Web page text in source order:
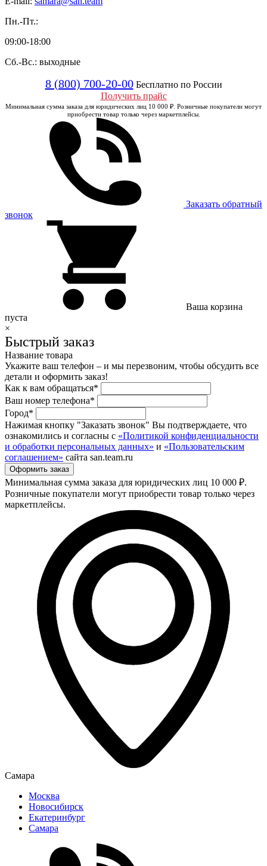
Пн.-Пт.:
09:00-18:00
Сб.-Вс.: выходные
8 (800) 700-20-00 Бесплатно по России
Получить прайс
Минимальная сумма заказа для юридических лиц 10 000 ₽. Розничные покупатели могут
приобрести товар только через маркетплейсы.
Заказать обратный
звонок
Ваша корзина
пуста
×
Быстрый заказ
Название товара
Укажите ваш телефон – и мы перезвоним, чтобы обсудить все
детали и оформить заказ!
Как к вам обращаться*
Ваш номер телефона*
Город*
Нажимая кнопку "Заказать звонок" Вы подтверждаете, что
ознакомились и согласны с «Политикой конфиденциальности
и обработки персональных данных» и «Пользовательским
соглашением» сайта san.team.ru
Минимальная сумма заказа для юридических лиц 10 000 ₽.
Розничные покупатели могут приобрести товар только через
маркетплейсы.
Самара
Москва
Новосибирск
Екатеринбург
Самара